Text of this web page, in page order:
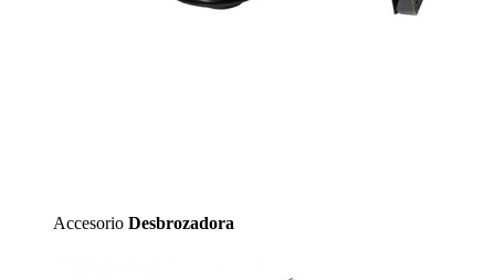
Accesorio Desbrozadora